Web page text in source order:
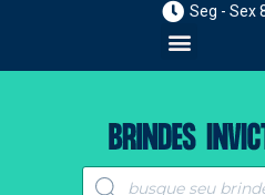
Seg - Sex